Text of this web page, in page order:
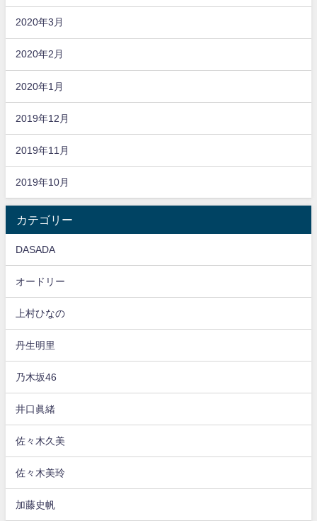
2020年3月
2020年2月
2020年1月
2019年12月
2019年11月
2019年10月
カテゴリー
DASADA
オードリー
上村ひなの
丹生明里
乃木坂46
井口眞緒
佐々木久美
佐々木美玲
加藤史帆